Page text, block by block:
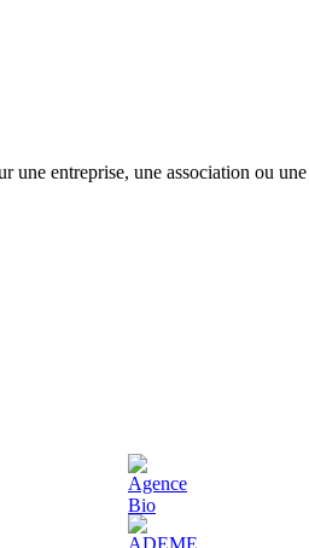
une entreprise, une association ou